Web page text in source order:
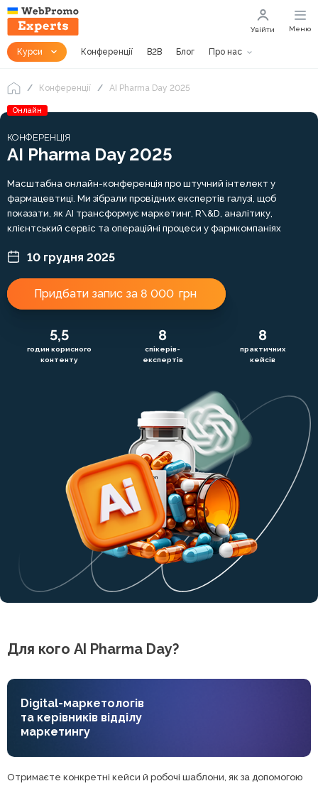
Курси Конференції B2B Блог Про нас
Увійти Меню
Конференції AI Pharma Day 2025
Онлайн
КОНФЕРЕНЦІЯ
AI Pharma Day 2025
Масштабна онлайн-конференція про штучний інтелект у
фармацевтиці. Ми зібрали провідних експертів галузі, щоб
показати, як AI трансформує маркетинг, R\&D, аналітику,
клієнтський сервіс та операційні процеси у фармкомпаніях
10 грудня 2025
Придбати запис за 8 000 грн
5,5
годин корисного
контенту
8
спікерів-
експертів
8
практичних
кейсів
Для кого AI Pharma Day?
Digital-маркетологів
та керівників відділу
маркетингу
Отримаєте конкретні кейси й робочі шаблони, як за допомогою